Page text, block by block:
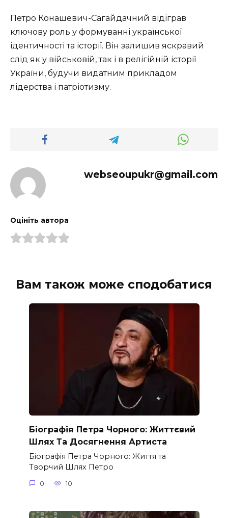
Петро Конашевич-Сагайдачний відіграв
ключову роль у формуванні української
ідентичності та історії. Він залишив яскравий
слід як у військовій, так і в релігійній історії
України, будучи видатним прикладом
лідерства і патріотизму.
webseoupukr@gmail.com
Оцініть автора
Вам також може сподобатися
Біографія Петра Чорного: Життєвий
Шлях Та Досягнення Артиста
Біографія Петра Чорного: Життя та
Творчий Шлях Петро
0 10